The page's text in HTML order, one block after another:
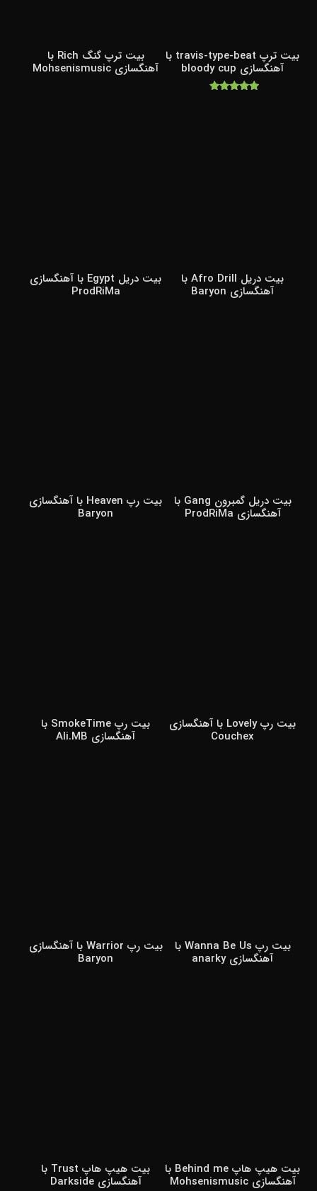
بیت ترپ travis-type-beat با
آهنگسازی bloody cup
بیت ترپ گنگ Rich با
آهنگسازی Mohsenismusic
بیت دریل Afro Drill با
آهنگسازی Baryon
بیت دریل Egypt با آهنگسازی
ProdRiMa
بیت دریل گمبرون Gang با
آهنگسازی ProdRiMa
بیت رپ Heaven با آهنگسازی
Baryon
بیت رپ Lovely با آهنگسازی
Couchex
بیت رپ SmokeTime با
آهنگسازی Ali.MB
بیت رپ Wanna Be Us با
آهنگسازی anarky
بیت رپ Warrior با آهنگسازی
Baryon
بیت هیپ هاپ Behind me با
آهنگسازی Mohsenismusic
بیت هیپ هاپ Trust با
آهنگسازی Darkside